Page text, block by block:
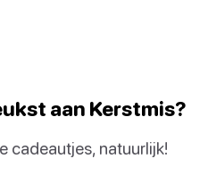
aan Kerstmis?
cadeautjes, natuurlijk!